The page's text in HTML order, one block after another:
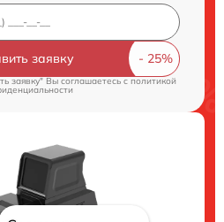
заявку
заявку" Вы соглашаетесь cполитикой